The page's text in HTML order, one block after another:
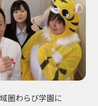
圏わらび学園に